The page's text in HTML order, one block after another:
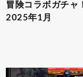
冒険コラボガチャ
2025年1月